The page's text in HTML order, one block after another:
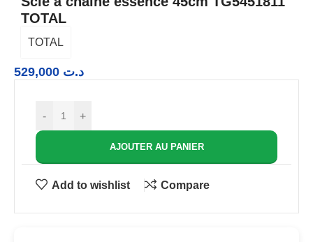
TOTAL
TOTAL
د.ت
- +
AJOUTER AU PANIER
Add to wishlist Compare